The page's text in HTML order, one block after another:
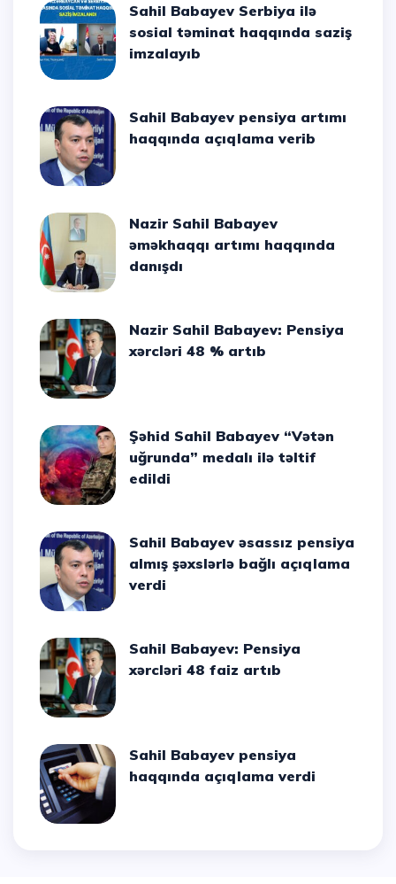
Sahil Babayev Serbiya ilə
sosial təminat haqqında saziş
imzalayıb
Sahil Babayev pensiya artımı
haqqında açıqlama verib
Nazir Sahil Babayev
əməkhaqqı artımı haqqında
danışdı
Nazir Sahil Babayev: Pensiya
xərcləri 48 % artıb
Şəhid Sahil Babayev “Vətən
uğrunda” medalı ilə təltif
edildi
Sahil Babayev əsassız pensiya
almış şəxslərlə bağlı açıqlama
verdi
Sahil Babayev: Pensiya
xərcləri 48 faiz artıb
Sahil Babayev pensiya
haqqında açıqlama verdi